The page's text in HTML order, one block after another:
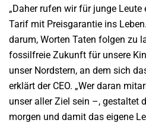
„Daher rufen wir für junge Leute
Tarif mit Preisgarantie ins
darum, Worten Taten folgen zu
fossilfreie Zukunft für unsere
unser Nordstern, an dem sich
erklärt der CEO. „Wer daran
unser aller Ziel sein –, gestaltet
morgen und damit das eigene